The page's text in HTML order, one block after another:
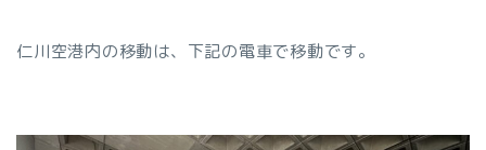
仁川空港内の移動は、下記の電車で移動です。